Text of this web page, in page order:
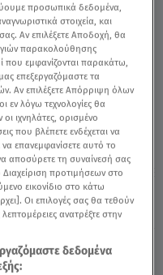
ΠΥΡΚΑΓΙΑ
προσωπικά δεδομένα,
στοιχεία, και
Αν επιλέξετε Αποδοχή, θα
παρακολούθησης
που εμφανίζονται παρακάτω,
επεξεργαζόμαστε τα
Αν επιλέξετε Απόρριψη όλων
λόγω τεχνολογίες θα
ιχνηλάτες, ορισμένο
που βλέπετε ενδέχεται να
να επανεμφανίσετε αυτό το
αποσύρετε τη συναίνεσή σας
προτιμήσεων στο
εικονίδιο στο κάτω
Οι επιλογές σας θα τεθούν
ανατρέξτε στην
δεδομένα